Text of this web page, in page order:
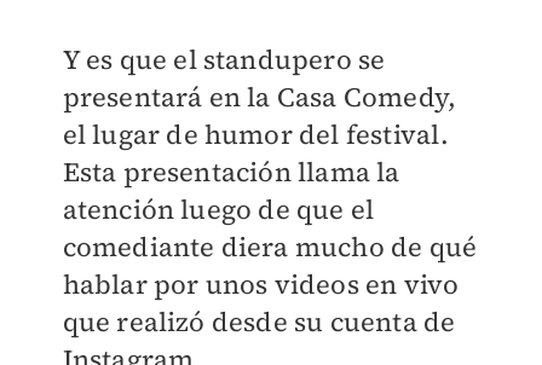
Y es que el standupero se
presentará en la Casa Comedy,
el lugar de humor del festival.
Esta presentación llama la
atención luego de que el
comediante diera mucho de qué
hablar por unos videos en vivo
que realizó desde su cuenta de